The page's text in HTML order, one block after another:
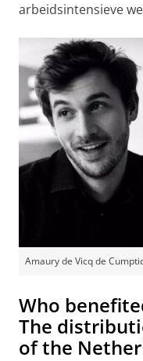
arbeidsintensieve
Amaury de Vicq de
Who
The
of the